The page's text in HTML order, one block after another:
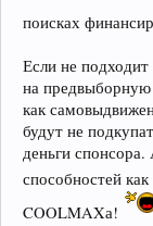
поисках
Если не
на
как
будут не
деньги спонсора.
способностей
COOLMAXа!